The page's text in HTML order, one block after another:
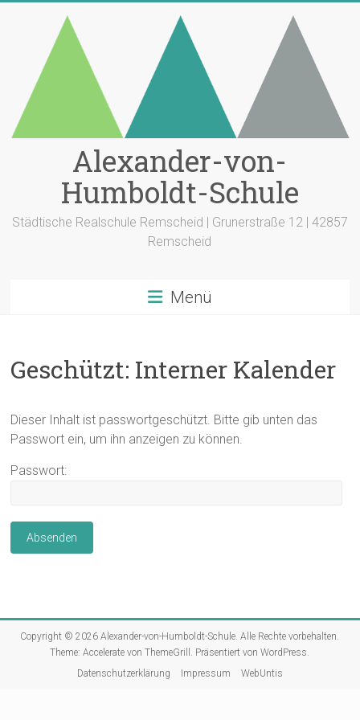
Alexander-von-
Humboldt-Schule
Städtische Realschule Remscheid | Grunerstraße 12 | 42857
Remscheid
Menü
Geschützt: Interner Kalender
Dieser Inhalt ist passwortgeschützt. Bitte gib unten das
Passwort ein, um ihn anzeigen zu können.
Passwort:
Copyright © 2026Alexander-von-Humboldt-Schule . Alle Rechte vorbehalten.
Theme:Accelerate von ThemeGrill. Präsentiert vonWordPress
Datenschutzerklärung
Impressum WebUntis